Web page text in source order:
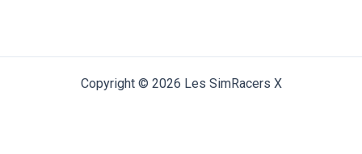
Copyright © 2026 Les SimRacers X